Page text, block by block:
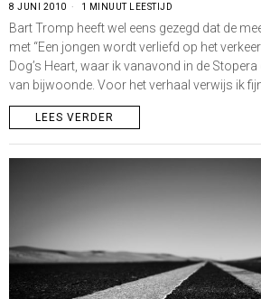
8 JUNI 2010 1 MINUUT LEESTIJD
Bart Tromp heeft wel eens gezegd dat de
met “Een jongen wordt verliefd op het
Dog’s Heart, waar ik vanavond in de
van bijwoonde. Voor het verhaal verwijs ik fijn
LEES VERDER